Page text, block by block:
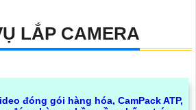
LẮP CAMERA